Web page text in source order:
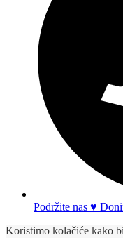
Podržite nas ♥
Koristimo kolačiće kako